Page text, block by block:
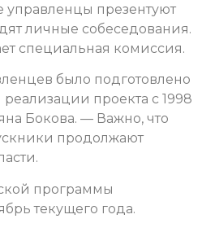
управленцы презентуют
личные собеседования.
специальная комиссия.
было подготовлено
проекта с 1998
Бокова. — Важно, что
продолжают
программы
текущего года.